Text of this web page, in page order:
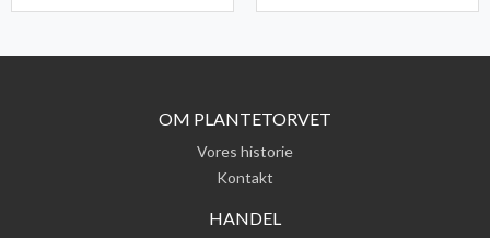
OM PLANTETORVET
Vores historie
Kontakt
HANDEL